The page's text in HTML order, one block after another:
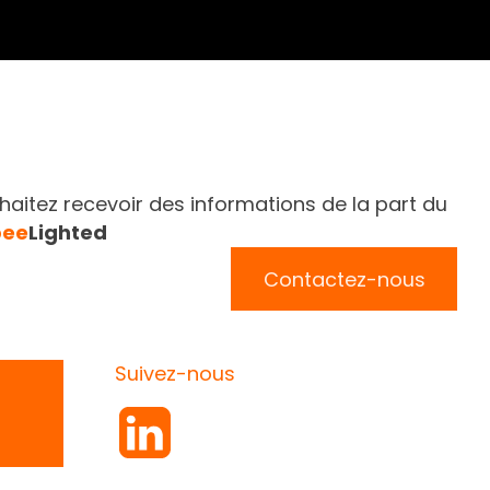
recevoir des informations de la part du
Lighted
Contactez-nous
Suivez-nous